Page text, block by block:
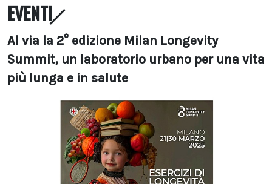
EVENTI
Al via la 2° edizione Milan Longevity
Summit, un laboratorio urbano per una vita
più lunga e in salute